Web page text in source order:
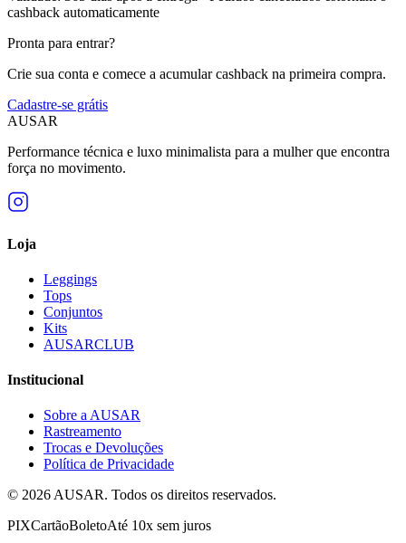
cashback automaticamente
Pronta para entrar?
Crie sua conta e comece a acumular cashback na primeira compra.
Cadastre-se grátis
AUSAR
Performance técnica e luxo minimalista para a mulher que encontra
força no movimento.
Loja
Leggings
Tops
Conjuntos
Kits
AUSARCLUB
Institucional
Sobre a AUSAR
Rastreamento
Trocas e Devoluções
Política de Privacidade
© 2026AUSAR. Todos os direitos reservados.
PIXCartãoBoletoAté 10x sem juros